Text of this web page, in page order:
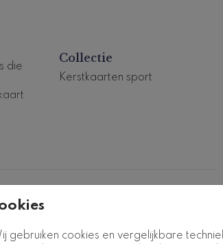
gebruiken cookies en vergelijkbare
die
Collectie
Kerstkaarten sport